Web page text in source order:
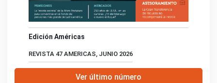
Edición Américas
REVISTA 47 AMERICAS, JUNIO 2026
Ver último número